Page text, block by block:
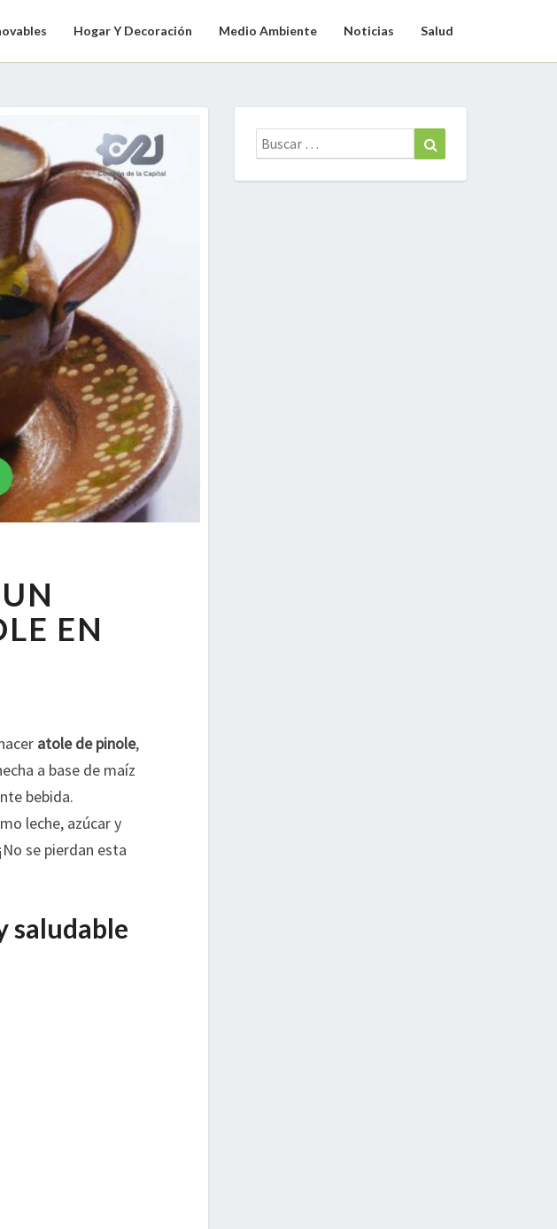
Hogar Y Decoración Medio Ambiente Noticias Salud
EN
atole de pinole,
a base de maíz
bebida.
leche, azúcar y
se pierdan esta
saludable
Buscar: